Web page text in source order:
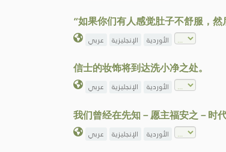
“如果你们有人感觉肚子不舒服，
عربي الإنجليزية الأوردية
信士的妆饰将到达洗小净之处。
عربي الإنجليزية الأوردية
我们曾经在先知－愿主福安之－时
عربي الإنجليزية الأوردية